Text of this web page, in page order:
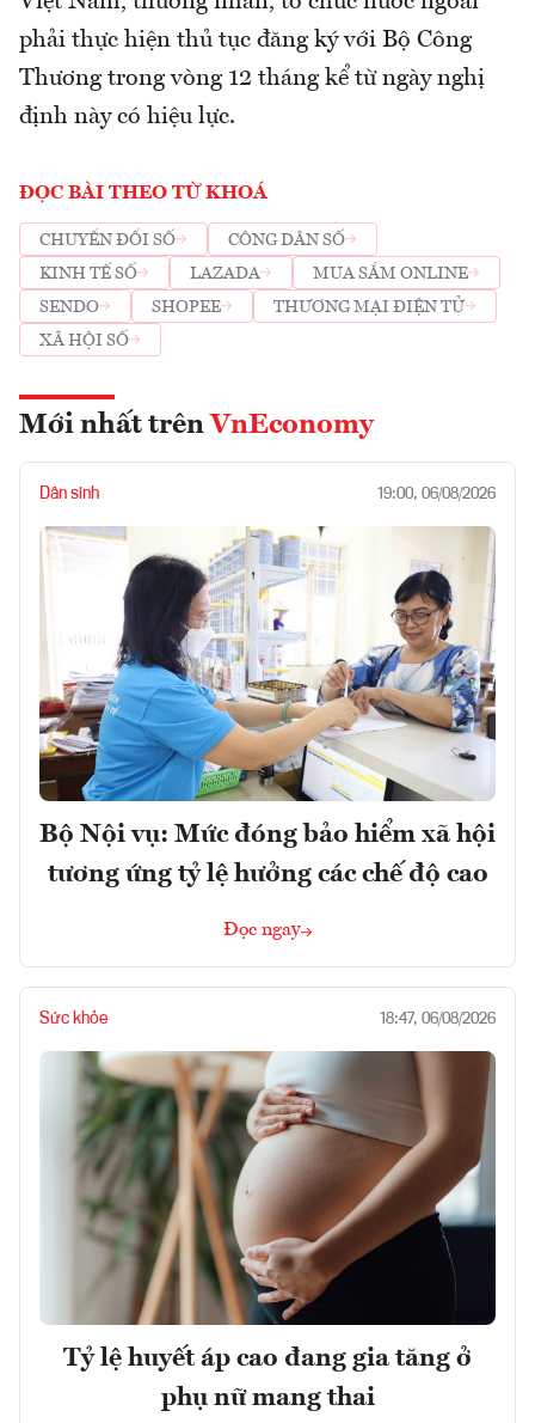
phải thực hiện thủ tục đăng ký với Bộ Công
Thương trong vòng 12 tháng kể từ ngày nghị
định này có hiệu lực.
ĐỌC BÀI THEO TỪ KHOÁ
CHUYỂN ĐỔI SỐ
CÔNG DÂN SỐ
KINH TẾ SỐ
LAZADA
MUA SẮM ONLINE
SENDO
SHOPEE
THƯƠNG MẠI ĐIỆN TỬ
XÃ HỘI SỐ
Mới nhất trên VnEconomy
Dân sinh 19:00, 06/08/2026
Bộ Nội vụ: Mức đóng bảo hiểm xã hội
tương ứng tỷ lệ hưởng các chế độ cao
Đọc ngay
Sức khỏe 18:47, 06/08/2026
Tỷ lệ huyết áp cao đang gia tăng ở
phụ nữ mang thai